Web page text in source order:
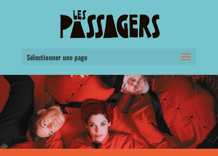
Sélectionner une page